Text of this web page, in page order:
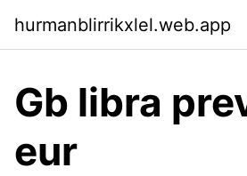
hurmanblirrikxlel.web.app
Gb libra
eur